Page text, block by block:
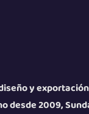
y
desde 2009,